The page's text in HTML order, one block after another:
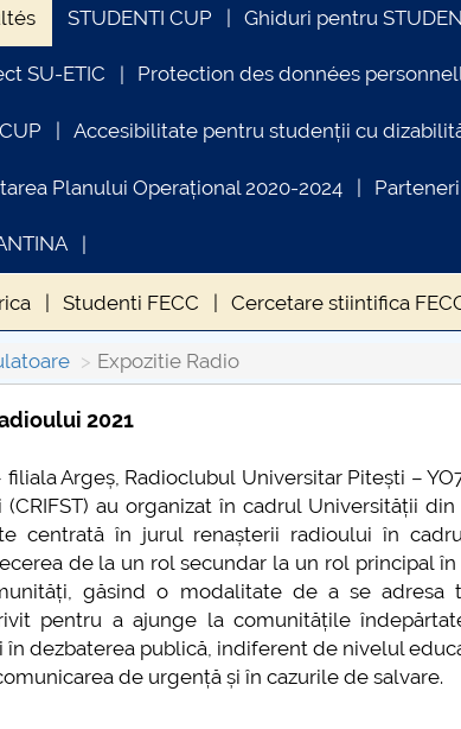
STUDENTI CUP Ghiduri pentru
SU-ETIC Protection des données
Accesibilitate pentru studenții cu
Planului Operațional 2020-2024
Studenti FECC Cercetare stiintifica
Expozitie FECC EVENIMENTUL TIE2018
Expozitie Radio
2021
Argeș, Radioclubul Universitar Pitești –
au organizat în cadrul Universității din
centrată în jurul renașterii radioului în
de la un rol secundar la un rol principal în
găsind o modalitate de a se adresa
pentru a ajunge la comunitățile
dezbaterea publică, indiferent de nivelul
de urgență și în cazurile de salvare.
ACTE STUDII